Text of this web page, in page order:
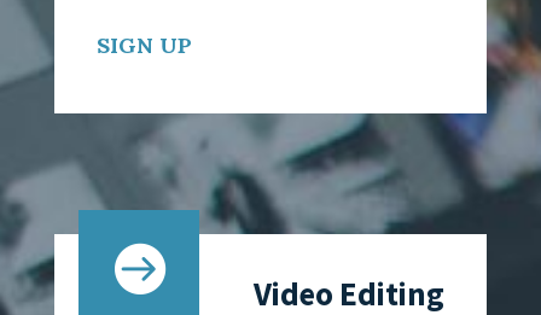
SIGN UP
 Video Editing